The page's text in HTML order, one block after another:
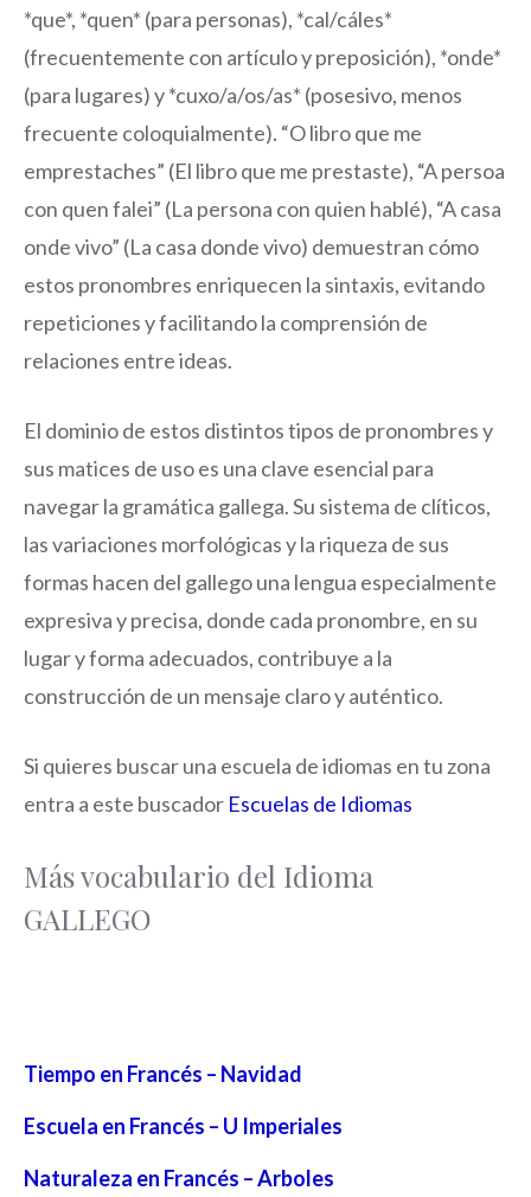
*que*, *quen* (para personas), *cal/cáles*
(frecuentemente con artículo y preposición), *onde*
(para lugares) y *cuxo/a/os/as* (posesivo, menos
frecuente coloquialmente). “O libro que me
emprestaches” (El libro que me prestaste), “A persoa
con quen falei” (La persona con quien hablé), “A casa
onde vivo” (La casa donde vivo) demuestran cómo
estos pronombres enriquecen la sintaxis, evitando
repeticiones y facilitando la comprensión de
relaciones entre ideas.
El dominio de estos distintos tipos de pronombres y
sus matices de uso es una clave esencial para
navegar la gramática gallega. Su sistema de clíticos,
las variaciones morfológicas y la riqueza de sus
formas hacen del gallego una lengua especialmente
expresiva y precisa, donde cada pronombre, en su
lugar y forma adecuados, contribuye a la
construcción de un mensaje claro y auténtico.
Si quieres buscar una escuela de idiomas en tu zona
entra a este buscador Escuelas de Idiomas
Más vocabulario del Idioma
GALLEGO
Tiempo en Francés – Navidad
Escuela en Francés – U Imperiales
Naturaleza en Francés – Arboles